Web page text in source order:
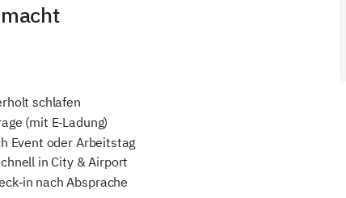
schlafen
(mit E‑Ladung)
Event oder Arbeitstag
in City & Airport
nach Absprache